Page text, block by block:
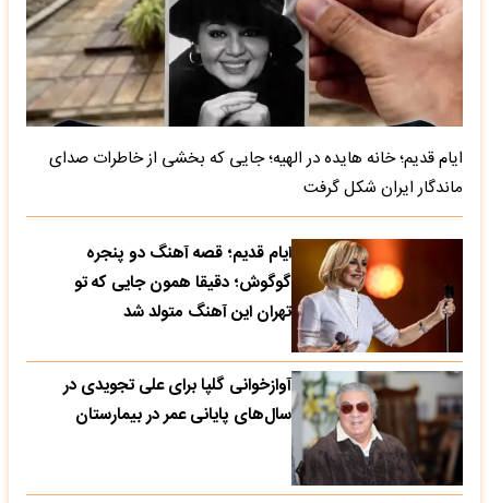
ایام قدیم؛ خانه هایده در الهیه؛ جایی که بخشی از خاطرات صدای
ماندگار ایران شکل گرفت
ایام قدیم؛ قصه آهنگ دو پنجره
گوگوش؛ دقیقا همون جایی که تو
تهران این آهنگ متولد شد
آوازخوانی گلپا برای علی تجویدی در
سال‌های پایانی عمر در بیمارستان